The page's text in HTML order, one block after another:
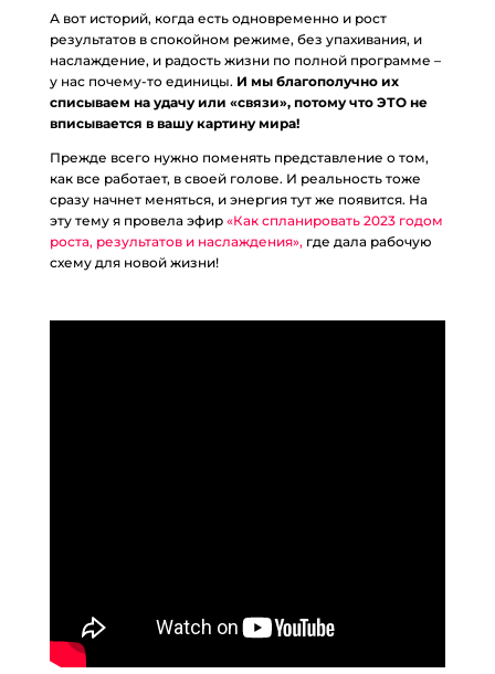
А вот историй, когда есть одновременно и рост
результатов в спокойном режиме, без упахивания, и
наслаждение, и радость жизни по полной программе –
у нас почему-то единицы. И мы благополучно их
списываем на удачу или «связи», потому что ЭТО не
вписывается в вашу картину мира!
Прежде всего нужно поменять представление о том,
как все работает, в своей голове. И реальность тоже
сразу начнет меняться, и энергия тут же появится. На
эту тему я провела эфир «Как спланировать 2023 годом
роста, результатов и наслаждения»,где дала рабочую
схему для новой жизни!